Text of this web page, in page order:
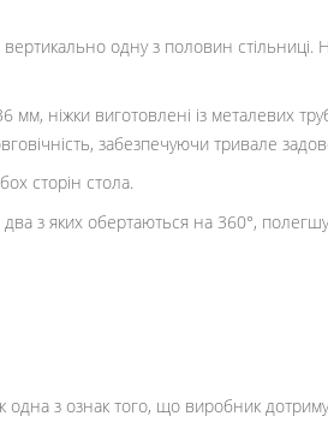
одну з половин стільниці.
ніжки виготовлені із металевих
забезпечуючи тривале
сторін стола.
з яких обертаються на 360°,
з ознак того, що виробник